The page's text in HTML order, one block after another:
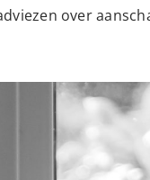
over